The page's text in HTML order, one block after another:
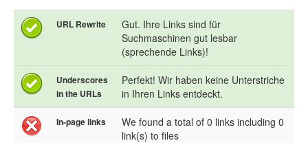
URL Rewrite
Gut. Ihre Links sind für
Suchmaschinen gut lesbar
(sprechende Links)!
Underscores
in the URLs
Perfekt! Wir haben keine Unterstriche
in Ihren Links entdeckt.
In-page links
We found a total of 0 links including 0
link(s) to files